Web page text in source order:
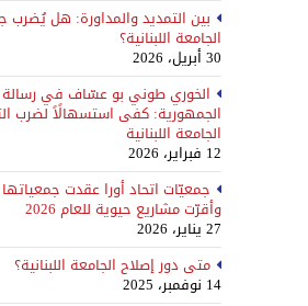
بين التمديد والمداورة: هل يُضرب
الجامعة اللبنانية؟
30 أبريل، 2026
الخوري طوني بو عسّاف في
الجمهورية: كفى استسهالًاً لضرب
الجامعة اللبنانية
12 فبراير، 2026
جمعيّات اتحاد أورا عقدت
وأقرّت مشاريع حيوية للعام 2026
27 يناير، 2026
متى دور إصلاح الجامعة اللبنانية؟
14 نوفمبر، 2025